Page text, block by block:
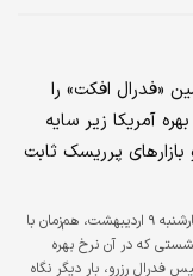
دارد.
«فدرال افکت» را
آمریکا زیر سایه
پرریسک ثابت
پنجمین رویداد زنده «فدرال افکت» نوبیتکس روز چهارشنبه ۹ اردیبهشت، هم‌زمان با
که در آن نرخ بهره
فدرال رزرو، بار دیگر نگاه